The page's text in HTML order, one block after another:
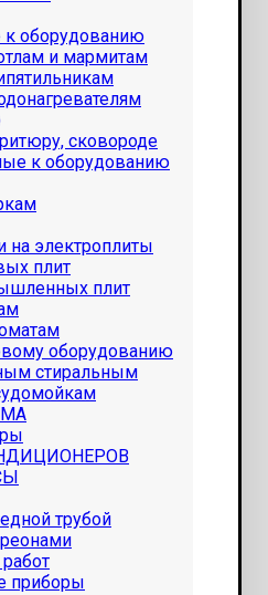
оборудованию
и мармитам
сковороде
к оборудованию
на электроплиты
плит
плит
оборудованию
стиральным
трубой
приборы